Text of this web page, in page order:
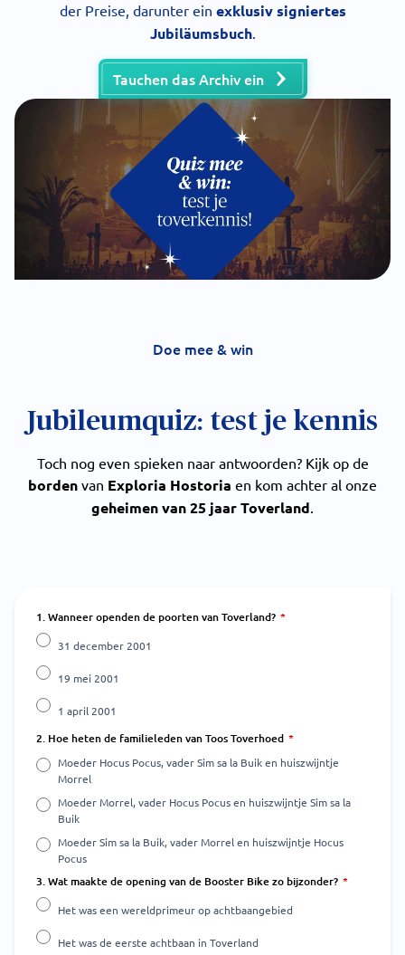
der Preise, darunter ein exklusiv signiertes
Jubiläumsbuch.
Tauchen das Archiv ein
Doe mee & win
Jubileumquiz: test je kennis
Toch nog even spieken naar antwoorden? Kijk op de
borden van Exploria Hostoria en kom achter al onze
geheimen van 25 jaar Toverland.
1. Wanneer openden de poorten van Toverland?
31 december 2001
19 mei 2001
1 april 2001
2. Hoe heten de familieleden van Toos Toverhoed
Moeder Hocus Pocus, vader Sim sa la Buik en huiszwijntje
Morrel
Moeder Morrel, vader Hocus Pocus en huiszwijntje Sim sa la
Buik
Moeder Sim sa la Buik, vader Morrel en huiszwijntje Hocus
Pocus
3. Wat maakte de opening van de Booster Bike zo bijzonder?
Het was een wereldprimeur op achtbaangebied
Het was de eerste achtbaan in Toverland